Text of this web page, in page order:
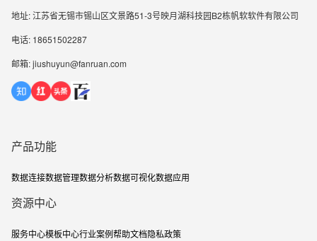
地址: 江苏省无锡市锡山区文景路51-3号映月湖科技园B2栋帆软软件有限公司
电话: 18651502287
邮箱: jiushuyun@fanruan.com
产品功能
数据连接数据管理数据分析数据可视化数据应用
资源中心
服务中心模板中心行业案例帮助文档隐私政策